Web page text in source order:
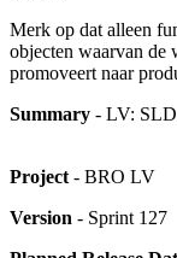
Merk op dat alleen
objecten waarvan de
promoveert naar
Summary - LV:
Project - BRO LV
Version - Sprint 127